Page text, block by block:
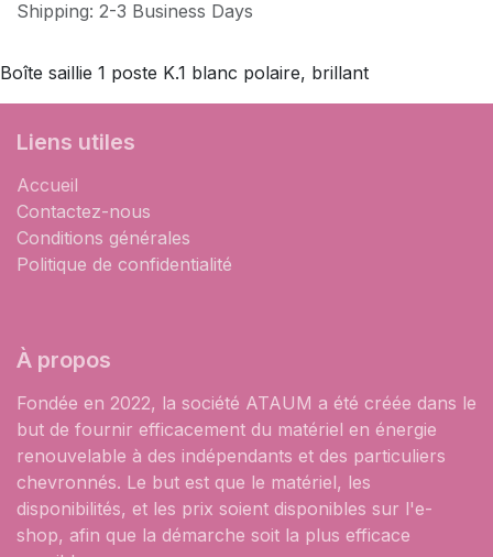
Shipping: 2-3 Business Days
Boîte saillie 1 poste K.1 blanc polaire, brillant
Liens utiles
Accueil
Contactez-nous
Conditions générales
Politique de confidentialité
À propos
Fondée en 2022, la société ATAUM a été créée dans le
but de fournir efficacement du matériel en énergie
renouvelable à des indépendants et des particuliers
chevronnés. Le but est que le matériel, les
disponibilités, et les prix soient disponibles sur l'e-
shop, afin que la démarche soit la plus efficace